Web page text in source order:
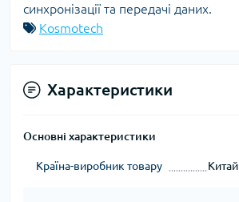
синхронізації та передачі даних.
Kosmotech
Характеристики
Основні характеристики
Країна-виробник товару Китай